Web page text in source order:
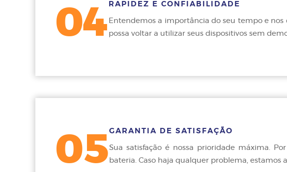
04 RAPIDEZ E CONFIABILIDADE
Entendemos a importância do seu tempo e
possa voltar a utilizar seus dispositivos sem
05GARANTIA DE SATISFAÇÃO
Sua satisfação é nossa prioridade máxima.
bateria. Caso haja qualquer problema, estamos